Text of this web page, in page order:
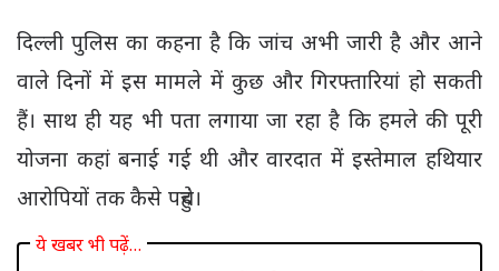
दिल्ली पुलिस का कहना है कि जांच अभी जारी है और आने
वाले दिनों में इस मामले में कुछ और गिरफ्तारियां हो सकती
हैं। साथ ही यह भी पता लगाया जा रहा है कि हमले की पूरी
योजना कहां बनाई गई थी और वारदात में इस्तेमाल हथियार
आरोपियों तक कैसे पहुंचे।
ये खबर भी पढ़ें…